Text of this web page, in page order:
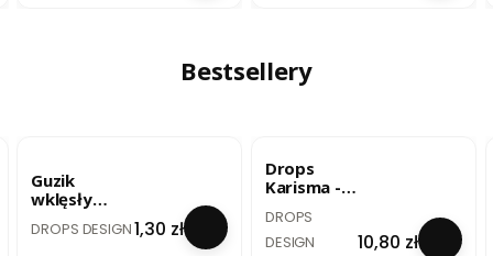
/ uni colour
33
Bestsellery
Guzik
wklęsły
mm / no. 522
PRODUCENT
DROPS DESIGNCena
1,30 zł
Drops
Karisma -
perłowy /
mix 72
PRODUCENT
DROPS
DESIGN
Cena
10,80 zł